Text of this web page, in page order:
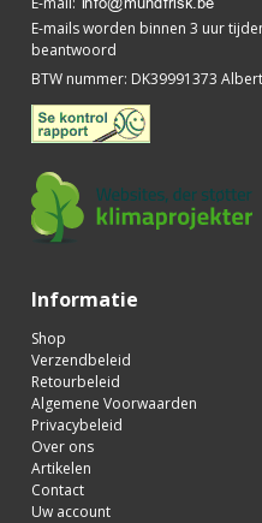
E-mails worden binnen 3 uur
beantwoord
BTW nummer: DK39991373
Informatie
Shop
Verzendbeleid
Retourbeleid
Algemene Voorwaarden
Privacybeleid
Over ons
Artikelen
Contact
Uw account